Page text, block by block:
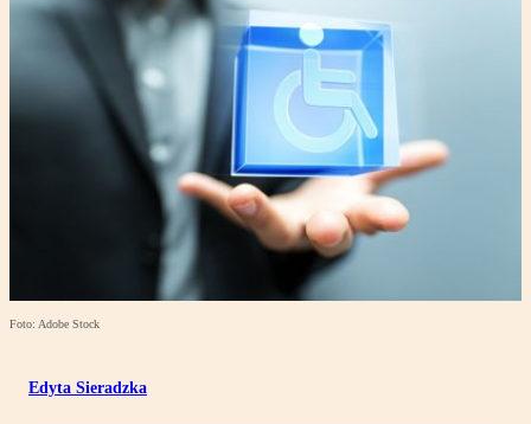
Foto: Adobe Stock
Edyta Sieradzka